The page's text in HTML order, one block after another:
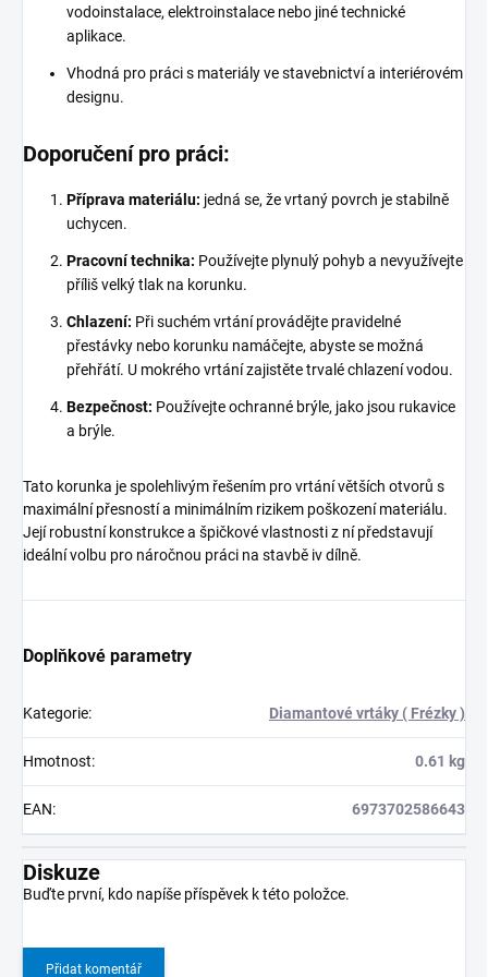
vodoinstalace, elektroinstalace nebo jiné technické
aplikace.
Vhodná pro práci s materiály ve stavebnictví a interiérovém
designu.
Doporučení pro práci:
Příprava materiálu: jedná se, že vrtaný povrch je stabilně
uchycen.
Pracovní technika: Používejte plynulý pohyb a nevyužívejte
příliš velký tlak na korunku.
Chlazení: Při suchém vrtání provádějte pravidelné
přestávky nebo korunku namáčejte, abyste se možná
přehřátí. U mokrého vrtání zajistěte trvalé chlazení vodou.
Bezpečnost: Používejte ochranné brýle, jako jsou rukavice
a brýle.
Tato korunka je spolehlivým řešením pro vrtání větších otvorů s
maximální přesností a minimálním rizikem poškození materiálu.
Její robustní konstrukce a špičkové vlastnosti z ní představují
ideální volbu pro náročnou práci na stavbě iv dílně.
Doplňkové parametry
Kategorie: Diamantové vrtáky ( Frézky )
Hmotnost: 0.61 kg
EAN: 6973702586643
Diskuze
Buďte první, kdo napíše příspěvek k této položce.
Přidat komentář